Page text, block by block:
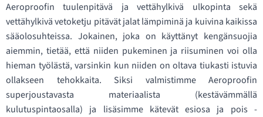
Aeroproofin tuulenpitävä ja vettähylkivä ulkopinta sekä
vettähylkivä vetoketju pitävät jalat lämpiminä ja kuivina kaikissa
sääolosuhteissa. Jokainen, joka on käyttänyt kengänsuojia
aiemmin, tietää, että niiden pukeminen ja riisuminen voi olla
hieman työlästä, varsinkin kun niiden on oltava tiukasti istuvia
ollakseen tehokkaita. Siksi valmistimme Aeroproofin
superjoustavasta materiaalista (kestävämmällä
kulutuspintaosalla) ja lisäsimme kätevät esiosa ja pois -